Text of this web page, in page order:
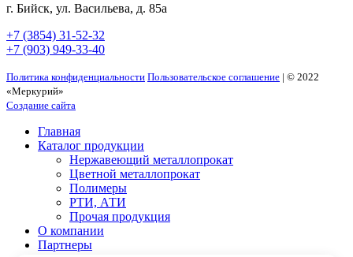
г. Бийск, ул. Васильева, д. 85а
+7 (3854) 31-52-32
+7 (903) 949-33-40
Политика конфиденциальности Пользовательское соглашение | © 2022
«Меркурий»
Создание сайта
Главная
Каталог продукции
Нержавеющий металлопрокат
Цветной металлопрокат
Полимеры
РТИ, АТИ
Прочая продукция
О компании
Партнеры